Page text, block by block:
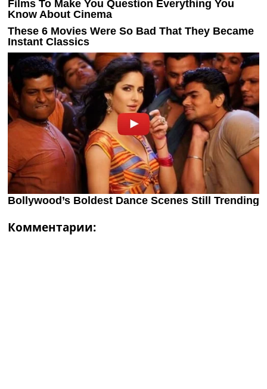
Комментарии: